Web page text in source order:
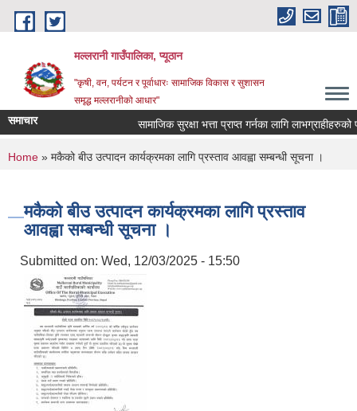
Skip to main content
मल्लरानी गाउँपालिका, प्यूठान
"कृषी, वन, पर्यटन र पूर्वाधारः सामाजिक विकास र सुशासन
समृद्ध मल्लरानीको आधार"
समाचार सामाजिक सुरक्षा भत्ता प्राप्त गर्नका लागि
You are here
Home » मकैको बीउ उत्पादन कार्यक्रमका लागि प्रस्ताव आवह्वा सम्बन्धी सूचना ।
मकैको बीउ उत्पादन कार्यक्रमका लागि प्रस्ताव
आवह्वा सम्बन्धी सूचना ।
Submitted on: Wed, 12/03/2025 - 15:50